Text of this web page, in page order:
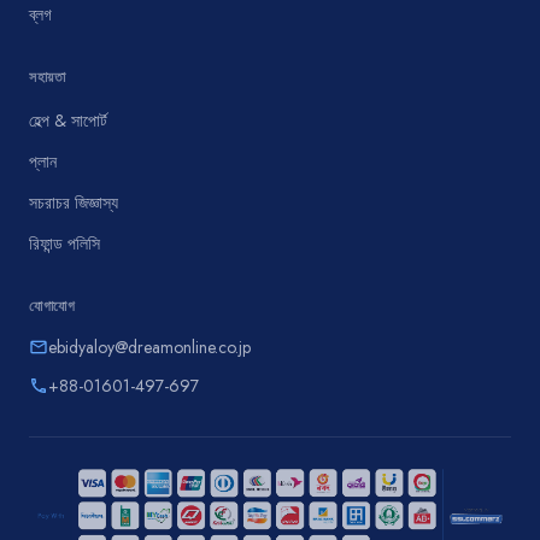
ব্লগ
সহায়তা
হেল্প & সাপোর্ট
প্লান
সচরাচর জিজ্ঞাস্য
রিফান্ড পলিসি
যোগাযোগ
emailebidyaloy@dreamonline.co.jp
phone+88-01601-497-697